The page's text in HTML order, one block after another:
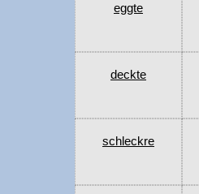
eggte
deckte
schleckre